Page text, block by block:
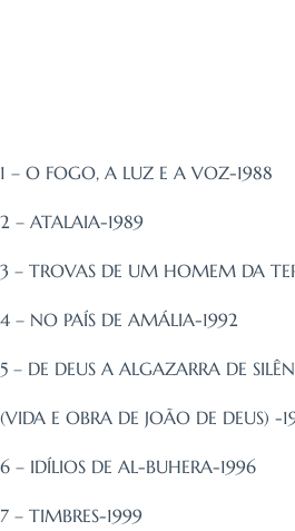
1 – O FOGO, A LUZ E A VOZ-1988
2 – ATALAIA-1989
3 – TROVAS DE UM HOMEM DA
4 – NO PAÍS DE AMÁLIA-1992
5 – DE DEUS A ALGAZARRA DE
(VIDA E OBRA DE JOÃO DE DEUS) -
6 – IDÍLIOS DE AL-BUHERA-1996
7 – TIMBRES-1999